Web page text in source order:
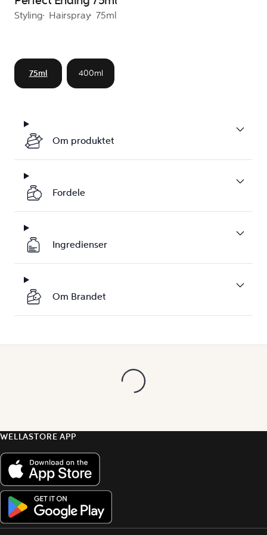
Styling Hairspray 75ml
75ml 400ml
Om produktet
Fordele
Ingredienser
Om Brandet
WELLASTORE APP